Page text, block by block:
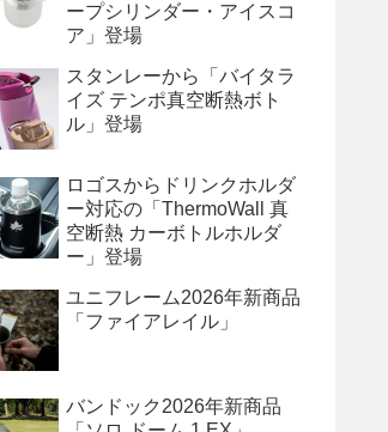
ープシリンダー・アイスコ
ア」登場
スタンレーから「バイタラ
イズ テンポ真空断熱ボト
ル」登場
ロゴスからドリンクホルダ
ー対応の「ThermoWall 真
空断熱 カーボトルホルダ
ー」登場
ユニフレーム2026年新商品
「ファイアレイル」
バンドック2026年新商品